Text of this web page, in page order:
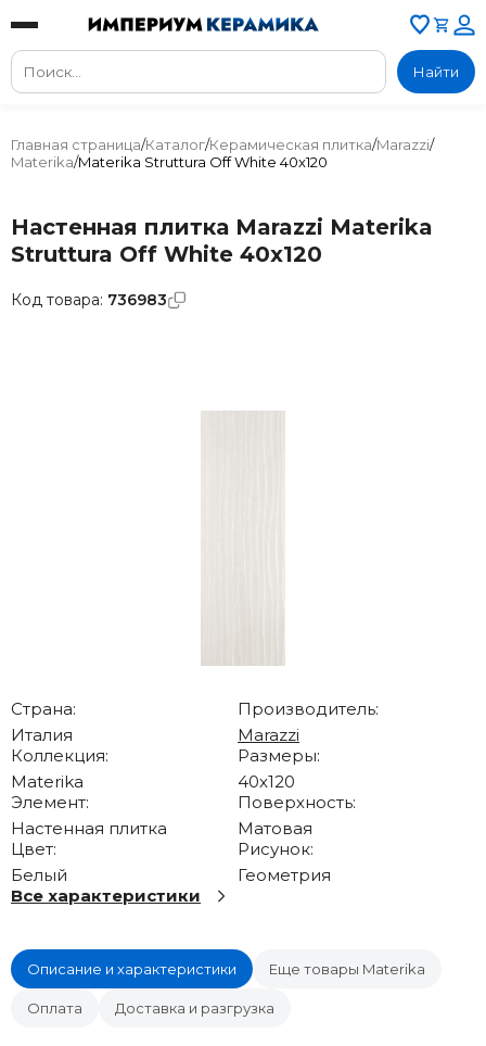
Найти
Главная страница/Каталог/Керамическая плитка/Marazzi/
Materika/Materika Struttura Off White 40x120
Настенная плитка Marazzi Materika
Struttura Off White 40x120
Страна:
Италия
Производитель:
Marazzi
Коллекция:
Materika
Размеры:
40x120
Элемент:
Настенная плитка
Поверхность:
Матовая
Цвет:
Белый
Рисунок:
Геометрия
Все характеристики
Описание и характеристики Еще товары Materika
Оплата Доставка и разгрузка
Код товара: 736983